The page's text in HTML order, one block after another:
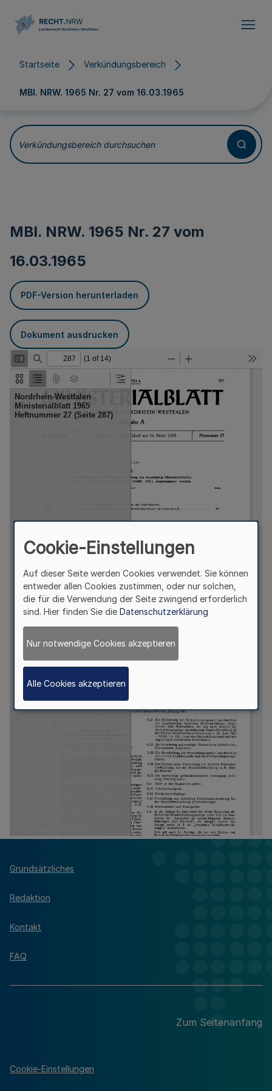
Startseite Verkündungsbereich
MBl. NRW. 1965 Nr. 27 vom 16.03.1965
Verkündungsbereich durchsuchen
MBl. NRW. 1965 Nr. 27 vom
16.03.1965
PDF-Version herunterladen
Dokument ausdrucken
Grundsätzliches
Redaktion
Kontakt
FAQ
Zum Seitenanfang
Cookie-Einstellungen
Cookie-Einstellungen
Auf dieser Seite werden Cookies verwendet. Sie können
entweder allen Cookies zustimmen, oder nur solchen,
die für die Verwendung der Seite zwingend erforderlich
sind. Hier finden Sie die Datenschutzerklärung
Nur notwendige Cookies akzeptieren
Alle Cookies akzeptieren